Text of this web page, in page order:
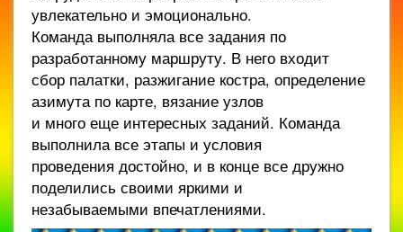
увлекательно и эмоционально.
Команда выполняла все задания по
разработанному маршруту. В него входит
сбор палатки, разжигание костра, определение
азимута по карте, вязание узлов
и много еще интересных заданий. Команда
выполнила все этапы и условия
проведения достойно, и в конце все дружно
поделились своими яркими и
незабываемыми впечатлениями.